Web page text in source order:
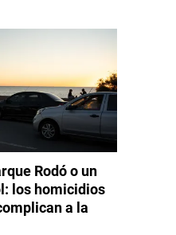
Rodó o un
los homicidios
a la